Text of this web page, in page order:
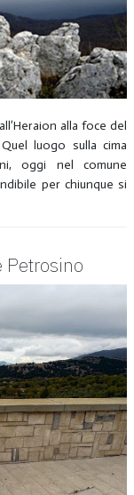
alla foce del
luogo sulla cima
oggi nel comune
per chiunque si
Petrosino